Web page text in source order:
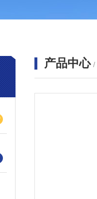
产品中心 /